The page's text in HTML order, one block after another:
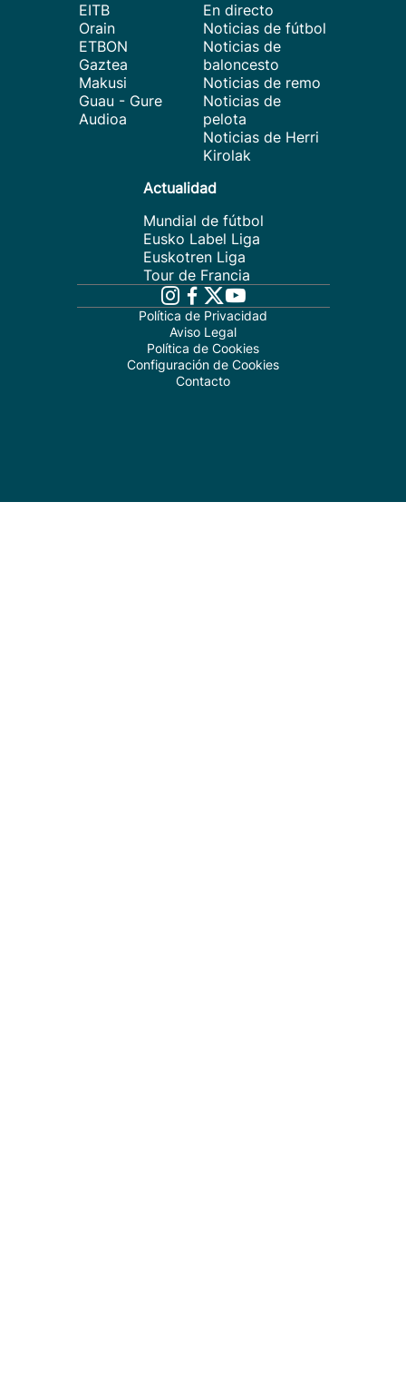
EITB
Orain
ETBON
Gaztea
Makusi
Guau - Gure
Audioa
En directo
Noticias de fútbol
Noticias de
baloncesto
Noticias de remo
Noticias de
pelota
Noticias de Herri
Kirolak
Actualidad
Mundial de fútbol
Eusko Label Liga
Euskotren Liga
Tour de Francia
Política de Privacidad
Aviso Legal
Política de Cookies
Configuración de Cookies
Contacto